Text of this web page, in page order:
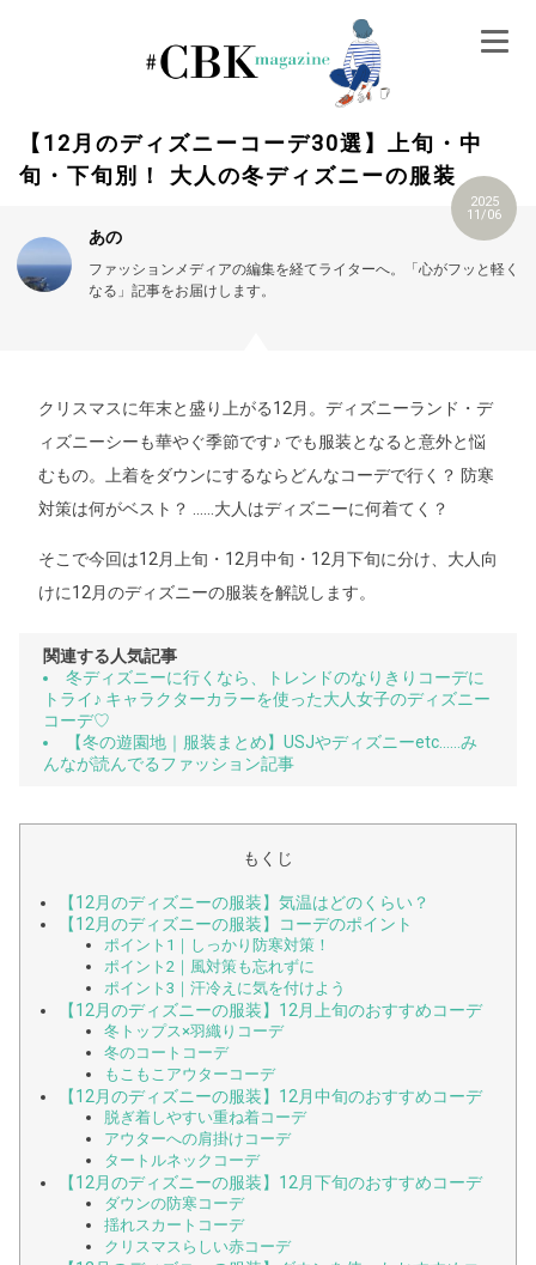
【12月のディズニーコーデ30選】上旬・中
旬・下旬別！ 大人の冬ディズニーの服装
2025
11/06
あの
ファッションメディアの編集を経てライターへ。「心がフッと軽く
なる」記事をお届けします。
クリスマスに年末と盛り上がる12月。ディズニーランド・デ
ィズニーシーも華やぐ季節です♪ でも服装となると意外と悩
むもの。上着をダウンにするならどんなコーデで行く？ 防寒
対策は何がベスト？ ……大人はディズニーに何着てく？
そこで今回は12月上旬・12月中旬・12月下旬に分け、大人向
けに12月のディズニーの服装を解説します。
関連する人気記事
冬ディズニーに行くなら、トレンドのなりきりコーデに
トライ♪ キャラクターカラーを使った大人女子のディズニー
コーデ♡
【冬の遊園地｜服装まとめ】USJやディズニーetc……み
んなが読んでるファッション記事
もくじ
【12月のディズニーの服装】気温はどのくらい？
【12月のディズニーの服装】コーデのポイント
ポイント1｜しっかり防寒対策！
ポイント2｜風対策も忘れずに
ポイント3｜汗冷えに気を付けよう
【12月のディズニーの服装】12月上旬のおすすめコーデ
冬トップス×羽織りコーデ
冬のコートコーデ
もこもこアウターコーデ
【12月のディズニーの服装】12月中旬のおすすめコーデ
脱ぎ着しやすい重ね着コーデ
アウターへの肩掛けコーデ
タートルネックコーデ
【12月のディズニーの服装】12月下旬のおすすめコーデ
ダウンの防寒コーデ
揺れスカートコーデ
クリスマスらしい赤コーデ